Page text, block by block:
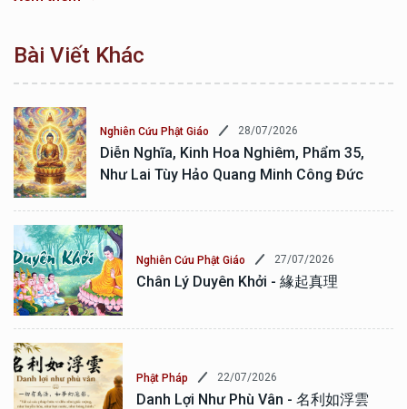
Bài Viết Khác
Nghiên Cứu Phật Giáo 28/07/2026
Diễn Nghĩa, Kinh Hoa Nghiêm, Phẩm 35,
Như Lai Tùy Hảo Quang Minh Công Đức
Nghiên Cứu Phật Giáo 27/07/2026
Chân Lý Duyên Khởi - 緣起真理
Phật Pháp 22/07/2026
Danh Lợi Như Phù Vân - 名利如浮雲